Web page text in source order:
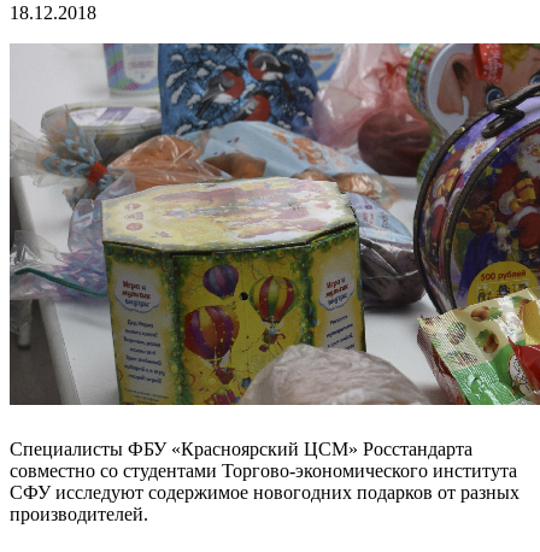
18.12.2018
Специалисты ФБУ «Красноярский ЦСМ» Росстандарта
совместно со студентами Торгово-экономического института
СФУ исследуют содержимое новогодних подарков от разных
производителей.